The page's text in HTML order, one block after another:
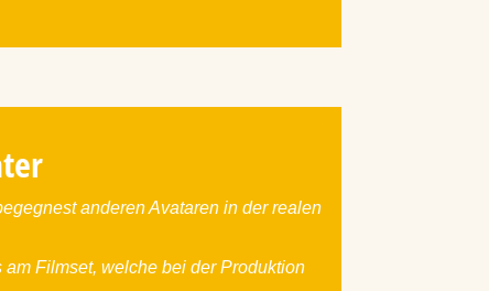
anderen Avataren in der realen
am Filmset, welche bei der Produktion